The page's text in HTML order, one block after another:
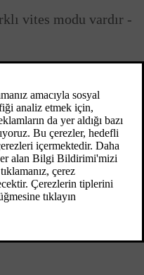
vites modu vardır -
–: Düz vites konumları.
kullanarak vites